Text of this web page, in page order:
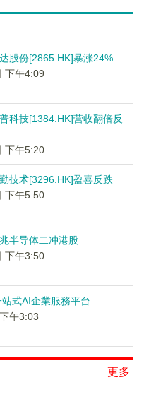
股份[2865.HK]暴涨24%
下午4:09
科技[1384.HK]营收翻倍反
下午5:20
技术[3296.HK]盈喜反跌
下午5:50
半导体二冲港股
下午3:50
式AI企業服務平台
午3:03
更多